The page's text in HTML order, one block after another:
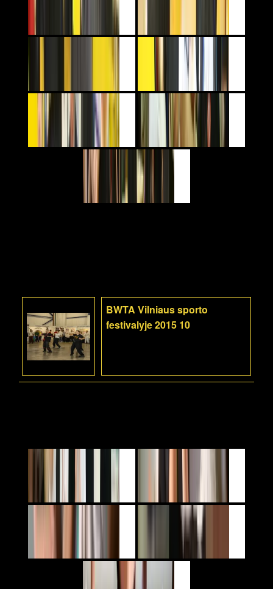
BWTA Vilniaus sporto
festivalyje 2015 10